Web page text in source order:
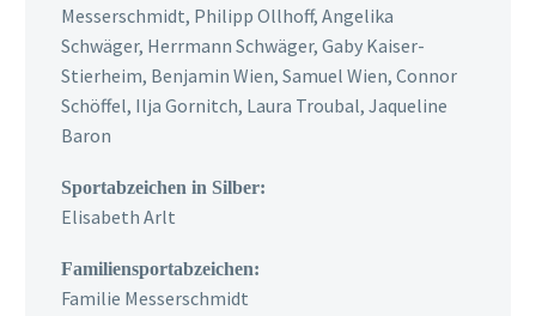
Messerschmidt, Philipp Ollhoff, Angelika
Schwäger, Herrmann Schwäger, Gaby Kaiser-
Stierheim, Benjamin Wien, Samuel Wien, Connor
Schöffel, Ilja Gornitch, Laura Troubal, Jaqueline
Baron
Sportabzeichen in Silber:
Elisabeth Arlt
Familiensportabzeichen:
Familie Messerschmidt